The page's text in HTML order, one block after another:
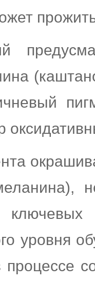
уровня